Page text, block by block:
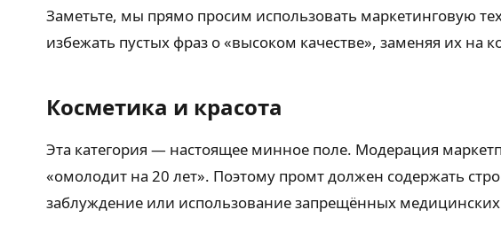
Заметьте, мы прямо просим использовать маркетинговую
избежать пустых фраз о «высоком качестве», заменяя их на
Косметика и красота
Эта категория — настоящее минное поле. Модерация
«омолодит на 20 лет». Поэтому промт должен содержать
заблуждение или использование запрещённых